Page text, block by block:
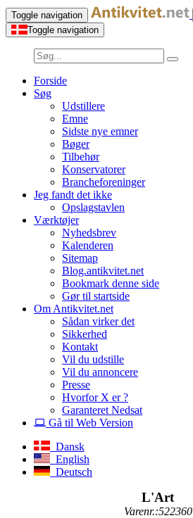
Toggle navigation
Toggle navigation
Forside
Søg
Udstillere
Emne
Sidste nye emner
Bøger
Tilbehør
Konservatorer
Brancheforeninger
Jeg fandt det ikke
Opslagstavlen
Værktøjer
Nyhedsbrev
Kalenderen
Sitemap
Blog.antikvitet.net
Bookmark denne side
Gør til startside
Om Antikvitet.net
Sådan virker det
Sikkerhed
Kontakt
Vil du udstille
Vil du annoncere
Presse
Hvorfor X er ?
Garanteret Nedsat
Gå til Web Version
Dansk
English
Deutsch
L'Art
Varenr.:522360